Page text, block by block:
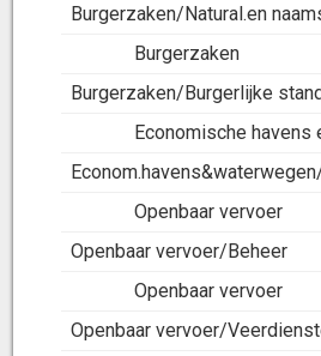
Burgerzaken/Natural.en
Burgerzaken
Burgerzaken/Burgerlijke
Economische havens
Openbaar vervoer
Openbaar vervoer/Beheer
Openbaar vervoer
Openbaar vervoer/